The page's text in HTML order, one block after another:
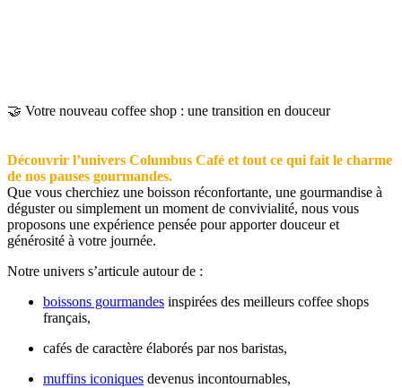
🤝 Votre nouveau coffee shop : une transition en douceur
Découvrir l’univers Columbus Café et tout ce qui fait le charme
de nos pauses gourmandes.
Que vous cherchiez une boisson réconfortante, une gourmandise à
déguster ou simplement un moment de convivialité, nous vous
proposons une expérience pensée pour apporter douceur et
générosité à votre journée.
Notre univers s’articule autour de :
boissons gourmandes inspirées des meilleurs coffee shops
français,
cafés de caractère élaborés par nos baristas,
muffins iconiques devenus incontournables,